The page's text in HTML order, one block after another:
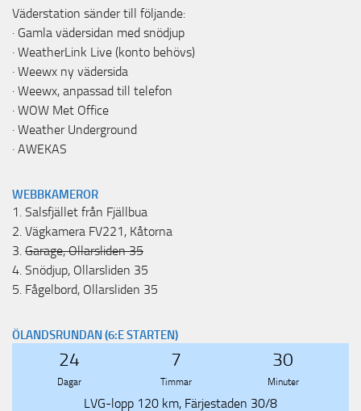
Väderstation sänder till följande:
· Gamla vädersidan med snödjup
· WeatherLink Live (konto behövs)
· Weewx ny vädersida
· Weewx, anpassad till telefon
· WOW Met Office
· Weather Underground
· AWEKAS
WEBBKAMEROR
1. Salsfjället från Fjällbua
2. Vägkamera FV221, Kåtorna
3. Garage, Ollarsliden 35
4. Snödjup, Ollarsliden 35
5. Fågelbord, Ollarsliden 35
ÖLANDSRUNDAN (6:E STARTEN)
24
Dagar
7
Timmar
30
Minuter
LVG-lopp 120 km, Färjestaden 30/8